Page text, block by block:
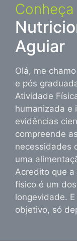
Conheça
Aguiar
Olá, me
e pós
Atividade
humanizada e
evidências
compreende
necessidades
uma
Acredito que
físico é um
longevidade.
objetivo, só